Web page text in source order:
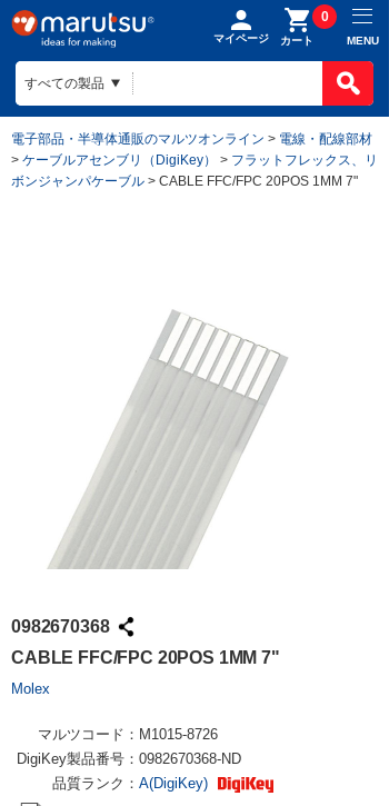
マイページ カート
0
MENU
電子部品・半導体通販のマルツオンライン > 電線・配線部材
> ケーブルアセンブリ（DigiKey） > フラットフレックス、リ
ボンジャンパケーブル > CABLE FFC/FPC 20POS 1MM 7"
0982670368
CABLE FFC/FPC 20POS 1MM 7"
Molex
マルツコード： M1015-8726
DigiKey製品番号： 0982670368-ND
品質ランク： A(DigiKey)